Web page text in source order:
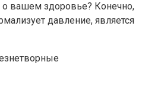
о вашем здоровье? Конечно,
давление, является